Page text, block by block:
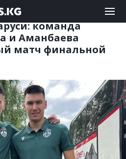
07.06.2025 18:24
команда
и Аманбаева
матч финальной